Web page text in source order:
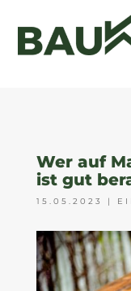
Wer auf
ist gut
15.05.2023 |